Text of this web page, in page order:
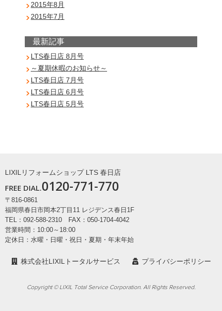
2015年8月
2015年7月
最新記事
LTS春日店 8月号
～夏期休暇のお知らせ～
LTS春日店 7月号
LTS春日店 6月号
LTS春日店 5月号
LIXILリフォームショップ LTS 春日店
FREE DIAL.0120-771-770
〒816-0861
福岡県春日市岡本2丁目11 レジデンス春日1F
TEL：092-588-2310 FAX：050-1704-4042
営業時間：10:00～18:00
定休日：水曜・日曜・祝日・夏期・年末年始
株式会社LIXILトータルサービス プライバシーポリシー
Copyright © LIXIL Total Service Corporation. All Rights Reserved.